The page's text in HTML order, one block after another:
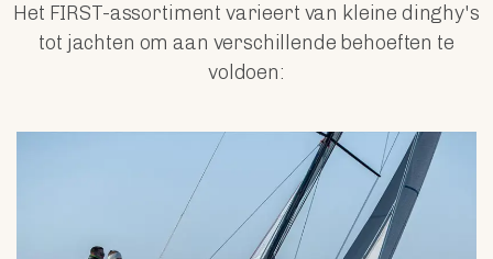
Het FIRST-assortiment varieert van kleine dinghy's
tot jachten om aan verschillende behoeften te
voldoen: